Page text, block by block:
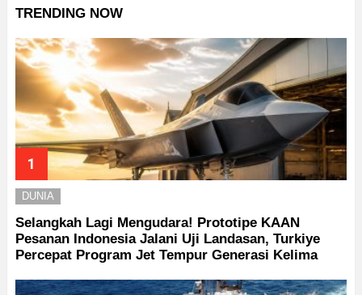
TRENDING NOW
DUNIA
Selangkah Lagi Mengudara! Prototipe KAAN
Pesanan Indonesia Jalani Uji Landasan, Turkiye
Percepat Program Jet Tempur Generasi Kelima